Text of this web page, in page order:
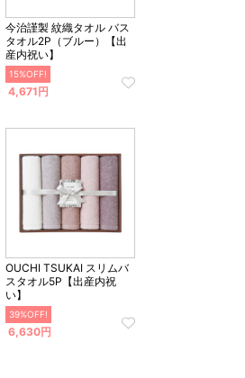
今治謹製 紋織タオル バス
タオル2P（ブルー）【出
産内祝い】
15%OFF!
4,671円
OUCHI TSUKAI スリムバ
スタオル5P【出産内祝
い】
39%OFF!
6,630円